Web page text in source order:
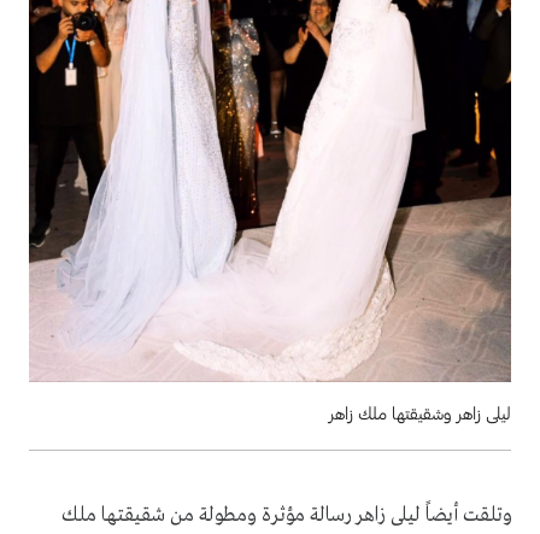
ليلى زاهر وشقيقتها ملك زاهر
وتلقت أيضاً ليلى زاهر رسالة مؤثرة ومطولة من شقيقتها ملك